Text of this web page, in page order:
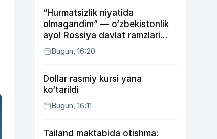
“Hurmatsizlik niyatida
olmagandim” — o‘zbekistonlik
ayol Rossiya davlat ramzlari
tushirilgan poyandoz haqida
Bugun, 16:20
Dollar rasmiy kursi yana
ko‘tarildi
Bugun, 16:11
Tailand maktabida otishma: